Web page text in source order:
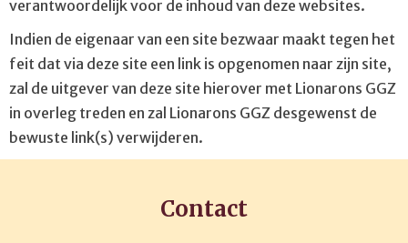
verantwoordelijk voor de inhoud van deze websites.
Indien de eigenaar van een site bezwaar maakt tegen het
feit dat via deze site een link is opgenomen naar zijn site,
zal de uitgever van deze site hierover met Lionarons GGZ
in overleg treden en zal Lionarons GGZ desgewenst de
bewuste link(s) verwijderen.
Contact